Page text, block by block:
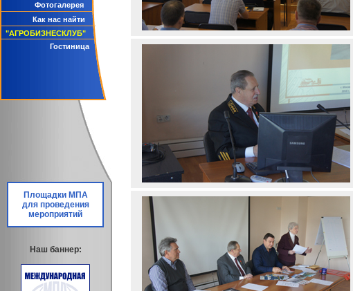
Фотогалерея
Как нас найти
"АГРОБИЗНЕСКЛУБ"
Гостиница
Площадки МПА
для проведения
мероприятий
Наш баннер: